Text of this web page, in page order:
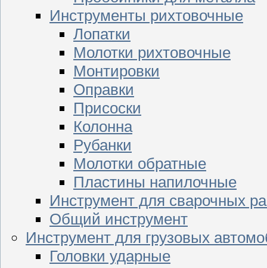
Инструменты рихтовочные
Лопатки
Молотки рихтовочные
Монтировки
Оправки
Присоски
Колонна
Рубанки
Молотки обратные
Пластины напилочные
Инструмент для сварочных
Общий инструмент
Инструмент для грузовых
Головки ударные